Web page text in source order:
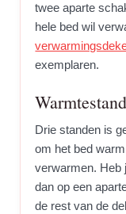
twee aparte
hele bed wil
exemplaren.
Drie standen is
om het bed
verwarmen. Heb
dan op een
de rest van de